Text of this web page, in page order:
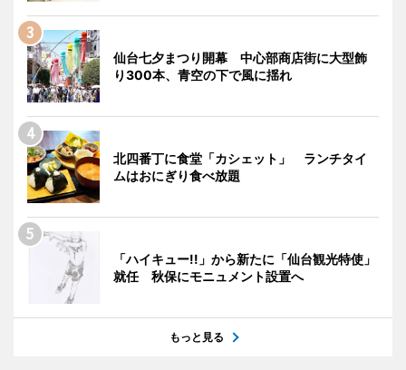
仙台七夕まつり開幕 中心部商店街に大型飾
り300本、青空の下で風に揺れ
北四番丁に食堂「カシェット」 ランチタイ
ムはおにぎり食べ放題
「ハイキュー!!」から新たに「仙台観光特使」
就任 秋保にモニュメント設置へ
もっと見る